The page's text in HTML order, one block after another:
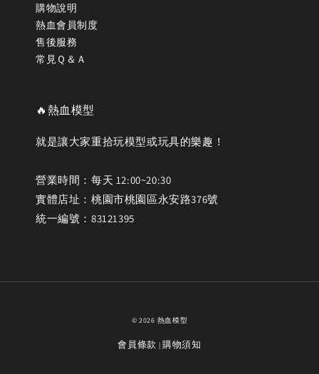
購物說明
熱血會員制度
售後服務
常見Ｑ＆Ａ
🔥熱血模型
就是讓大家重拾玩模型或玩具的樂趣！
營業時間：每天 12:00~20:30
實體店址：桃園市桃園區永安路376號
統一編號：83121395
© 2026 熱血模型
會員條款 |購物須知